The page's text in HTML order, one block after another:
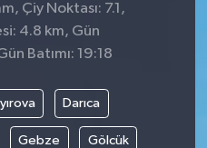
Çiy Noktası: 7.1,
4.8 km, Gün
Batımı: 19:18
Darıca
Gebze Gölcük